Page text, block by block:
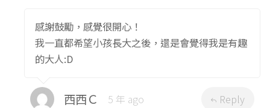
感謝鼓勵，感覺很開心！
我一直都希望小孩長大之後，還是會覺得我是有趣
的大人:D
西西Ｃ 5 年 ago Reply